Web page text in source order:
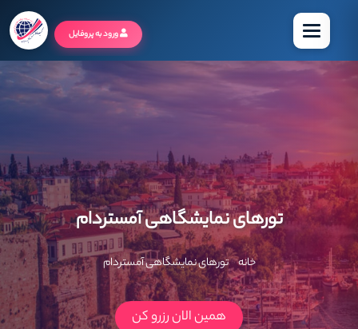
منو ورود به پروفایل
تورهای نمایشگاهی آمستردام
خانه تورهای نمایشگاهی آمستردام
همین الان رزرو کن